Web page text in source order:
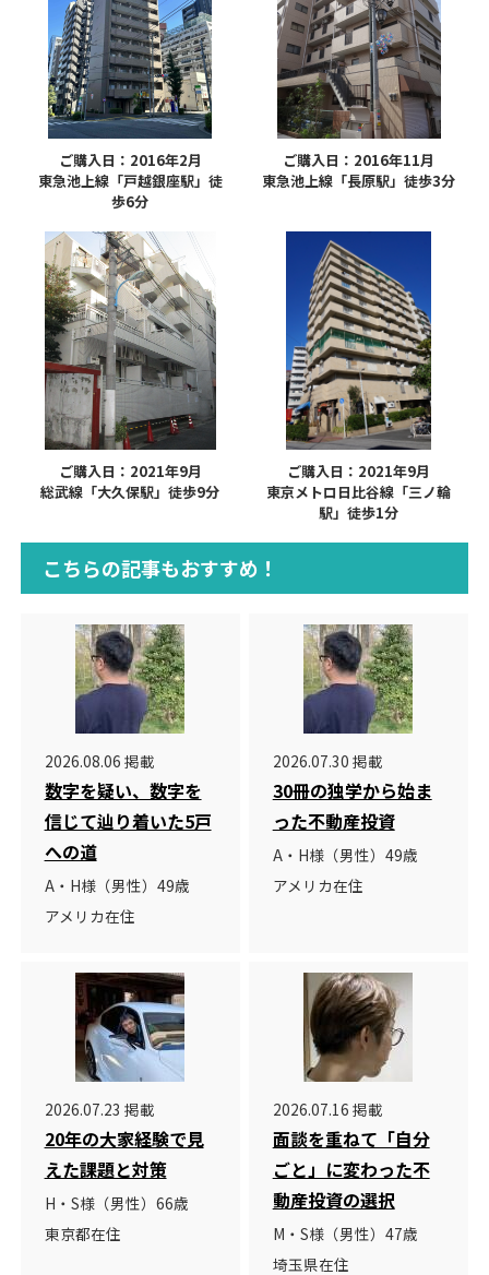
ご購入日：2016年2月
東急池上線「戸越銀座駅」徒
歩6分
ご購入日：2016年11月
東急池上線「長原駅」徒歩3分
ご購入日：2021年9月
総武線「大久保駅」徒歩9分
ご購入日：2021年9月
東京メトロ日比谷線「三ノ輪
駅」徒歩1分
こちらの記事もおすすめ！
2026.08.06 掲載
数字を疑い、数字を
信じて辿り着いた5戸
への道
A・H様（男性）49歳
アメリカ在住
2026.07.30 掲載
30冊の独学から始ま
った不動産投資
A・H様（男性）49歳
アメリカ在住
2026.07.23 掲載
20年の大家経験で見
えた課題と対策
H・S様（男性）66歳
東京都在住
2026.07.16 掲載
面談を重ねて「自分
ごと」に変わった不
動産投資の選択
M・S様（男性）47歳
埼玉県在住